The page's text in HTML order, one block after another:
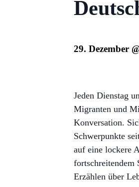
29. Dezember
Jeden Dienstag
Migranten und
Konversation.
Schwerpunkte
auf eine lockere
fortschreitendem
Erzählen über